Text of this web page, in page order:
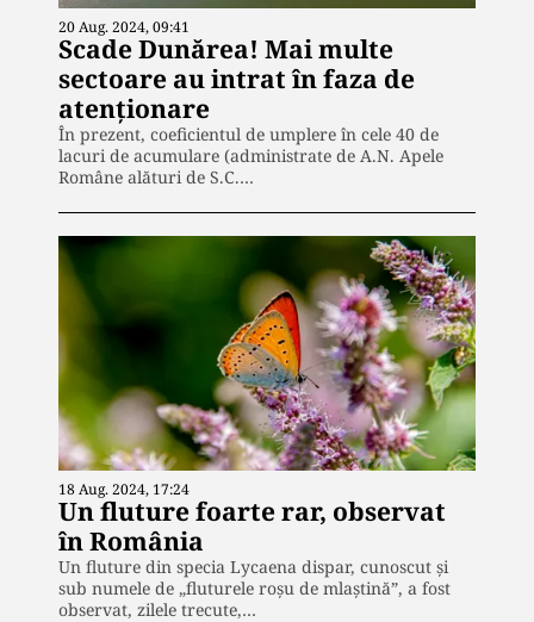
20 Aug. 2024, 09:41
Scade Dunărea! Mai multe
sectoare au intrat în faza de
atenționare
În prezent, coeficientul de umplere în cele 40 de
lacuri de acumulare (administrate de A.N. Apele
Române alături de S.C.…
18 Aug. 2024, 17:24
Un fluture foarte rar, observat
în România
Un fluture din specia Lycaena dispar, cunoscut și
sub numele de „fluturele roșu de mlaștină”, a fost
observat, zilele trecute,…